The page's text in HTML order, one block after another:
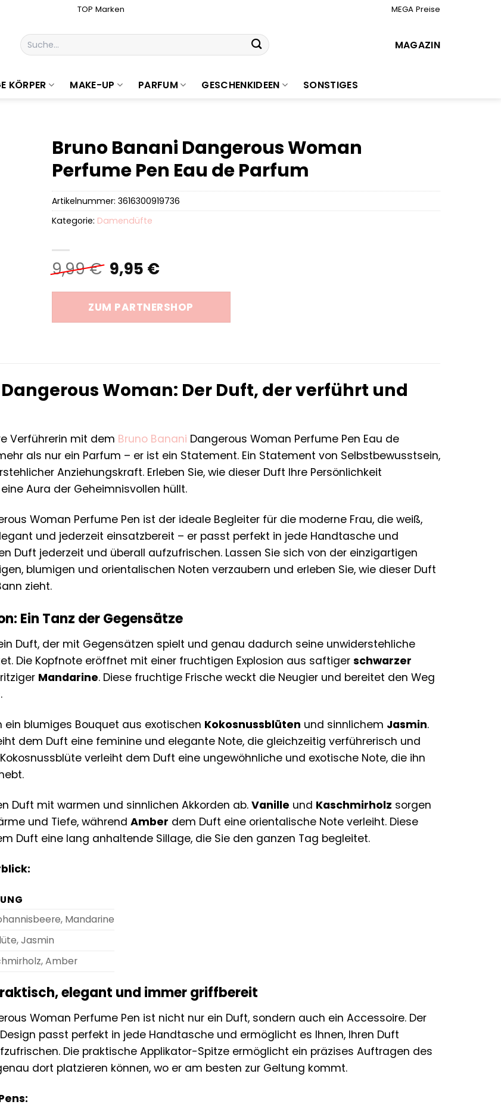
TOP Marken MEGA Preise
Suchen
nach:
MAGAZIN
KÖRPER MAKE-UP PARFUM GESCHENKIDEEN SONSTIGES
Bruno Banani Dangerous Woman
Perfume Pen Eau de Parfum
9,99€ Ursprünglicher
Preis
war:
9,99 €
9,95 €Aktueller
ist:
9,95 €.
ZUM PARTNERSHOP
Artikelnummer: 3616300919736
Kategorie: Damendüfte
Woman: Der Duft, der verführt und
Verführerin mit dem Bruno Banani Dangerous Woman Perfume Pen Eau de
als nur ein Parfum – er ist ein Statement. Ein Statement von Selbstbewusstsein,
Anziehungskraft. Erleben Sie, wie dieser Duft Ihre Persönlichkeit
Aura der Geheimnisvollen hüllt.
Woman Perfume Pen ist der ideale Begleiter für die moderne Frau, die weiß,
und jederzeit einsatzbereit – er passt perfekt in jede Handtasche und
Duft jederzeit und überall aufzufrischen. Lassen Sie sich von der einzigartigen
blumigen und orientalischen Noten verzaubern und erleben Sie, wie dieser Duft
zieht.
Ein Tanz der Gegensätze
Duft, der mit Gegensätzen spielt und genau dadurch seine unwiderstehliche
Die Kopfnote eröffnet mit einer fruchtigen Explosion aus saftiger schwarzer
Mandarine. Diese fruchtige Frische weckt die Neugier und bereitet den Weg
blumiges Bouquet aus exotischen Kokosnussblüten und sinnlichem Jasmin.
dem Duft eine feminine und elegante Note, die gleichzeitig verführerisch und
verleiht dem Duft eine ungewöhnliche und exotische Note, die ihn
Duft mit warmen und sinnlichen Akkorden ab. Vanille und Kaschmirholz sorgen
und Tiefe, während Amber dem Duft eine orientalische Note verleiht. Diese
Duft eine lang anhaltende Sillage, die Sie den ganzen Tag begleitet.
Mandarine
Jasmin
Amber
elegant und immer griffbereit
Woman Perfume Pen ist nicht nur ein Duft, sondern auch ein Accessoire. Der
passt perfekt in jede Handtasche und ermöglicht es Ihnen, Ihren Duft
Die praktische Applikator-Spitze ermöglicht ein präzises Auftragen des
dort platzieren können, wo er am besten zur Geltung kommt.